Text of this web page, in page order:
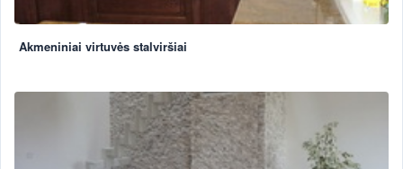
Akmeniniai virtuvės stalviršiai